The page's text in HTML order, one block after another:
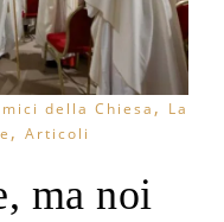
della Chiesa , La
, Articoli
ma noi